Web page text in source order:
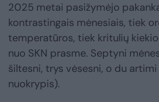
2025 metai pasižymėjo
kontrastingais mėnesiais, tiek
temperatūros, tiek kritulių
nuo SKN prasme. Septyni
šiltesni, trys vėsesni, o du artimi
nuokrypis).